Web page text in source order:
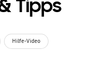
Tipps
Hilfe-Video